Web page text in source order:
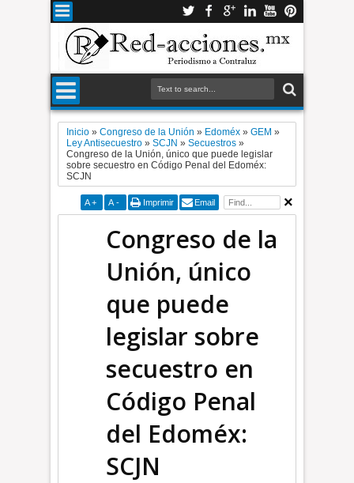
Inicio »Congreso de la Unión » Edoméx »GEM »
Ley Antisecuestro »SCJN »Secuestros »
Congreso de la Unión, único que puede legislar
sobre secuestro en Código Penal del Edoméx:
SCJN
A + A - Imprimir Email
Congreso de la
Unión, único
que puede
legislar sobre
secuestro en
Código Penal
del Edoméx:
SCJN